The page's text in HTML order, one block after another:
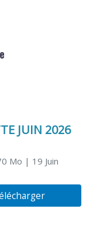
JUIN 2026
Mo | 19 Juin